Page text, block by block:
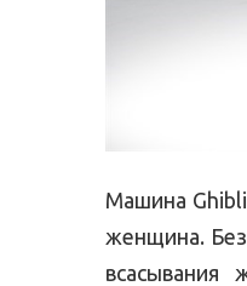
Машина
женщина.
всасывания